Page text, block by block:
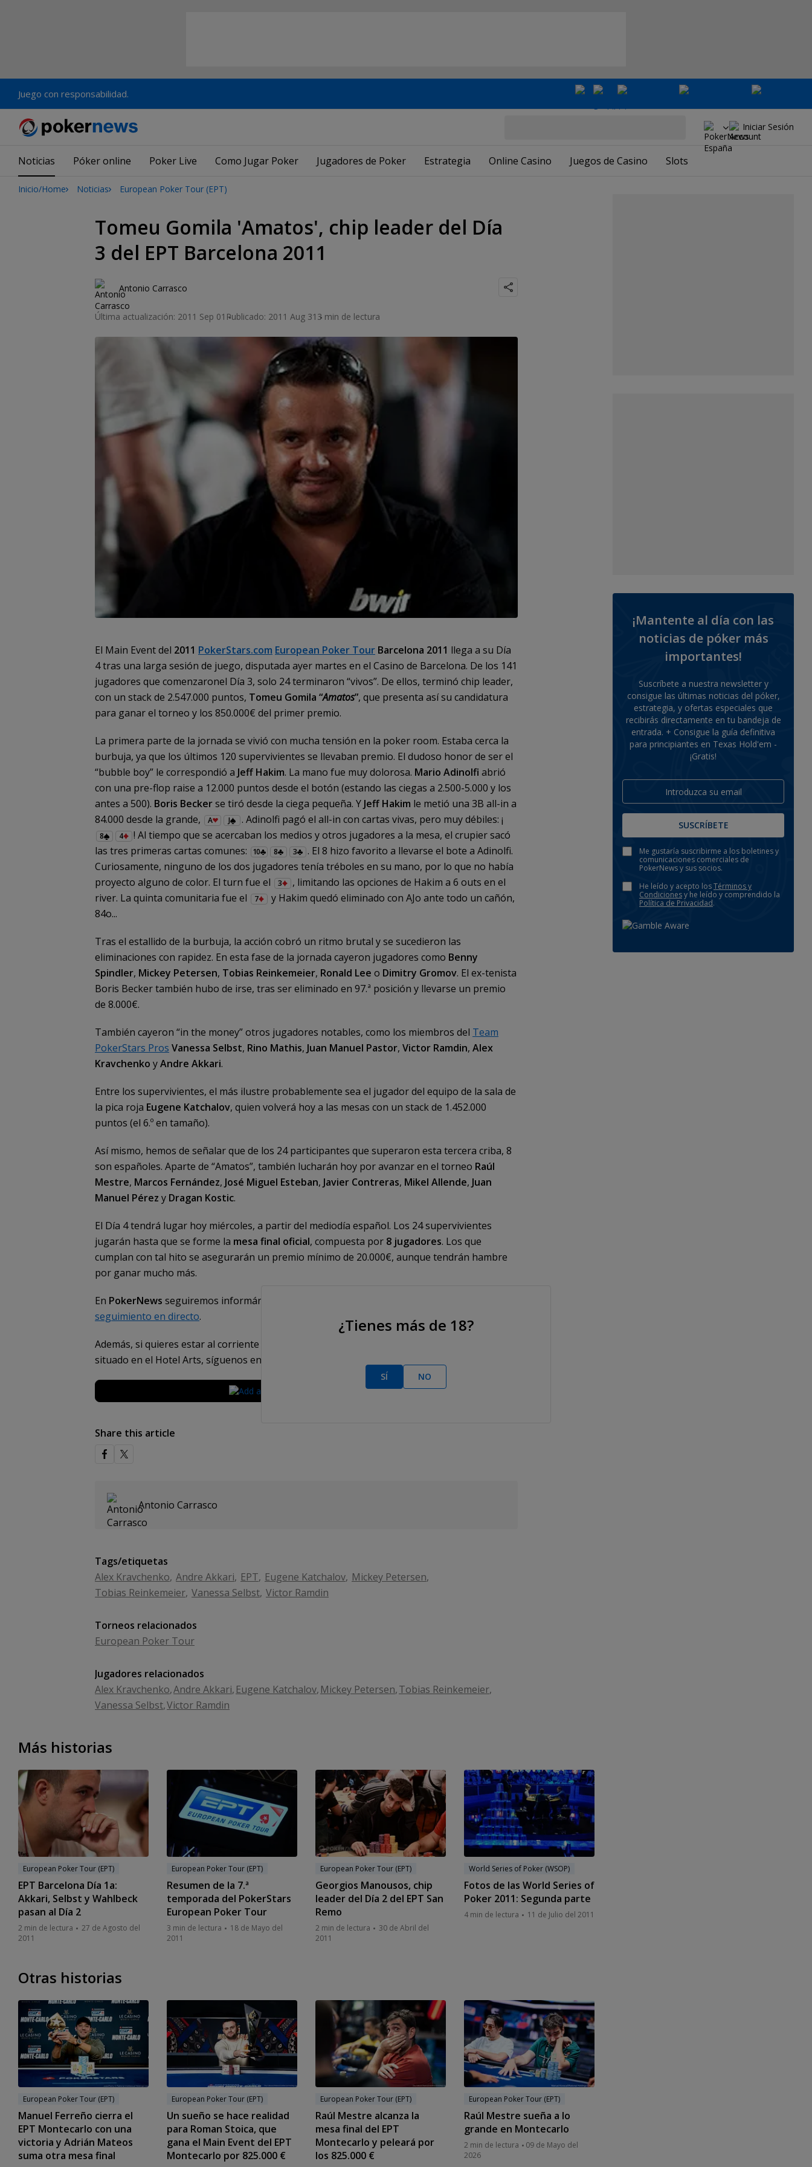
Juego con responsabilidad.
Iniciar Sesión
Noticias Póker online Poker Live Como Jugar Poker Jugadores de Poker Estrategia Online Casino Juegos de Casino Slots
Inicio/Home Noticias European Poker Tour (EPT)
Tomeu Gomila 'Amatos', chip leader del Día
3 del EPT Barcelona 2011
Antonio Carrasco
Última actualización: 2011 Sep 01 Publicado: 2011 Aug 31 3 min de lectura
El Main Event del 2011 PokerStars.com European Poker Tour Barcelona 2011 llega a su Día
4 tras una larga sesión de juego, disputada ayer martes en el Casino de Barcelona. De los 141
jugadores que comenzaronel Día 3, solo 24 terminaron “vivos”. De ellos, terminó chip leader,
con un stack de 2.547.000 puntos, Tomeu Gomila “Amatos”, que presenta así su candidatura
para ganar el torneo y los 850.000€ del primer premio.
La primera parte de la jornada se vivió con mucha tensión en la poker room. Estaba cerca la
burbuja, ya que los últimos 120 supervivientes se llevaban premio. El dudoso honor de ser el
“bubble boy” le correspondió a Jeff Hakim. La mano fue muy dolorosa. Mario Adinolfi abrió
con una pre-flop raise a 12.000 puntos desde el botón (estando las ciegas a 2.500-5.000 y los
antes a 500). Boris Beckerse tiró desde la ciega pequeña. Y Jeff Hakim le metió una 3B all-in a
84.000 desde la grande,
A J . Adinolfi pagó el all-in con cartas vivas, pero muy débiles: ¡
8 4
! Al tiempo que se acercaban los medios y otros jugadores a la mesa, el crupier sacó
las tres primeras cartas comunes:
10 8 3
. El 8 hizo favorito a llevarse el bote a Adinolfi.
Curiosamente, ninguno de los dos jugadores tenía tréboles en su mano, por lo que no había
proyecto alguno de color. El turn fue el
3
, limitando las opciones de Hakim a 6 outs en el
river. La quinta comunitaria fue el
7
y Hakim quedó eliminado con AJo ante todo un cañón,
84o...
Tras el estallido de la burbuja, la acción cobró un ritmo brutal y se sucedieron las
eliminaciones con rapidez. En esta fase de la jornada cayeron jugadores como Benny
Spindler, Mickey Petersen, Tobias Reinkemeier, Ronald Lee o Dimitry Gromov. El ex-tenista
Boris Becker también hubo de irse, tras ser eliminado en 97.ª posición y llevarse un premio
de 8.000€.
También cayeron “in the money” otros jugadores notables, como los miembros del Team
PokerStars Pros Vanessa Selbst, Rino Mathis, Juan Manuel Pastor, Victor Ramdin, Alex
Kravchenko yAndre Akkari.
Entre los supervivientes, el más ilustre probablemente sea el jugador del equipo de la sala de
la pica roja Eugene Katchalov, quien volverá hoy a las mesas con un stack de 1.452.000
puntos (el 6.º en tamaño).
Así mismo, hemos de señalar que de los 24 participantes que superaron esta tercera criba, 8
son españoles. Aparte de “Amatos”, también lucharán hoy por avanzar en el torneo Raúl
Mestre, Marcos Fernández, José Miguel Esteban, Javier Contreras, Mikel Allende, Juan
Manuel Pérez y Dragan Kostic.
El Día 4 tendrá lugar hoy miércoles, a partir del mediodía español. Los 24 supervivientes
jugarán hasta que se forme la mesa final oficial, compuesta por 8 jugadores. Los que
cumplan con tal hito se asegurarán un premio mínimo de 20.000€, aunque tendrán hambre
por ganar mucho más.
En PokerNews seguiremos informándoos de todo cuanto suceda a través de nuestro
seguimiento en directo.
Además, si quieres estar al corriente de cuanto suceda en el anexo del Casino de Barcelona,
situado en el Hotel Arts, síguenos en
Share this article
Antonio Carrasco
Tags/etiquetas
Alex Kravchenko Andre Akkari EPT Eugene Katchalov Mickey Petersen
Tobias Reinkemeier Vanessa Selbst Victor Ramdin
Torneos relacionados
European Poker Tour
Jugadores relacionados
Alex Kravchenko Andre Akkari Eugene Katchalov Mickey Petersen Tobias Reinkemeier
Vanessa Selbst Victor Ramdin
Más historias
European Poker Tour (EPT)
EPT Barcelona Día 1a:
Akkari, Selbst y Wahlbeck
pasan al Día 2
2 min de lectura
27 de Agosto del
2011
European Poker Tour (EPT)
Resumen de la 7.ª
temporada del PokerStars
European Poker Tour
3 min de lectura
18 de Mayo del
2011
European Poker Tour (EPT)
Georgios Manousos, chip
leader del Día 2 del EPT San
Remo
2 min de lectura
30 de Abril del
2011
World Series of Poker (WSOP)
Fotos de las World Series of
Poker 2011: Segunda parte
4 min de lectura 11 de Julio del 2011
Otras historias
European Poker Tour (EPT)
Manuel Ferreño cierra el
EPT Montecarlo con una
victoria y Adrián Mateos
suma otra mesa final
European Poker Tour (EPT)
Un sueño se hace realidad
para Roman Stoica, que
gana el Main Event del EPT
Montecarlo por 825.000 €
European Poker Tour (EPT)
Raúl Mestre alcanza la
mesa final del EPT
Montecarlo y peleará por
los 825.000 €
European Poker Tour (EPT)
Raúl Mestre sueña a lo
grande en Montecarlo
2 min de lectura
09 de Mayo del
2026
¡Mantente al día con las
noticias de póker más
importantes!
Suscríbete a nuestra newsletter y
consigue las últimas noticias del póker,
estrategia, y ofertas especiales que
recibirás directamente en tu bandeja de
entrada. + Consigue la guía definitiva
para principiantes en Texas Hold'em -
¡Gratis!
SUSCRÍBETE
Me gustaría suscribirme a los boletines y
comunicaciones comerciales de
PokerNews y sus socios.
He leído y acepto losTérminos y
Condicionesy he leído y comprendido la
Política de Privacidad.
¿Tienes más de 18?
SÍ NO